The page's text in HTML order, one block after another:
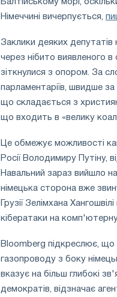
Балтійському морі,
Німеччині вичерпується,
Заклики деяких депутатів
через нібито виявленого в
зіткнулися з опором. За
парламентаріїв, швидше
що складається з
що входить в «велику
Це обмежує можливості
Росії Володимиру Путіну,
Навальний зараз вийшло
німецька сторона вже
Грузії Зелімхана
кібератаки на
Bloomberg підкреслює, що
газопроводу з боку
вказує на більш глибокі
демократів, відзначає